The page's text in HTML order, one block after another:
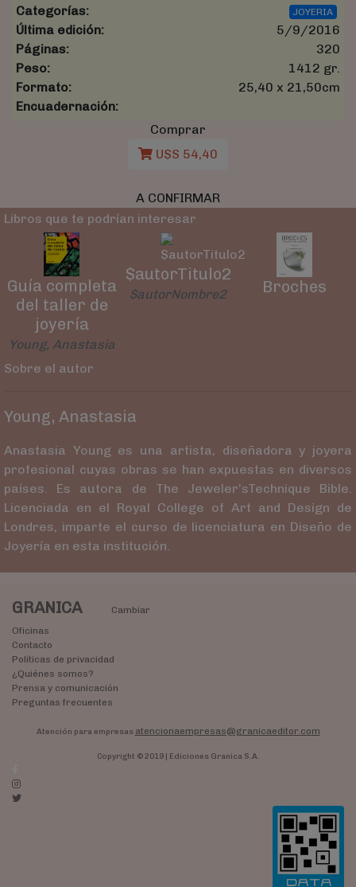
Categorías:
JOYERIA
Última edición:
5/9/2016
Páginas:
320
Peso:
1412 gr.
Formato:
25,40 x 21,50cm
Encuadernación:
Comprar
U$S 54,40
A CONFIRMAR
Libros que te podrían interesar
Guía completa
del taller de
joyería
Young, Anastasia
$autorTitulo2
$autorNombre2 Broches
Sobre el autor
Young, Anastasia
Anastasia Young es una artista, diseñadora y joyera
profesional cuyas obras se han expuestas en diversos
países. Es autora de The Jeweler’sTechnique Bible.
Licenciada en el Royal College of Art and Design de
Londres, imparte el curso de licenciatura en Diseño de
Joyería en esta institución.
GRANICA
Cambiar
Oficinas
Contacto
Políticas de privacidad
¿Quiénes somos?
Prensa y comunicación
Preguntas frecuentes
Atención para empresas atencionaempresas@granicaeditor.com
Copyright © 2019 | Ediciones Granica S.A.